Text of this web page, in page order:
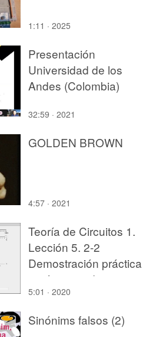
1:11 · 2025
Presentación
Universidad de los
Andes (Colombia)
32:59 · 2021
GOLDEN BROWN
4:57 · 2021
Teoría de Circuitos 1.
Lección 5. 2-2
Demostración práctica
parámetros de una
sinusoide con matlab
5:01 · 2020
Sinónims falsos (2)